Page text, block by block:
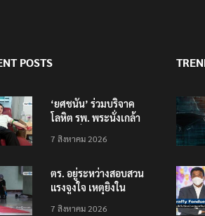
POSTS
‘ยศชนัน’ ร่วมบริจาค
โลหิต รพ. พระนั่งเกล้า
เทพศิรินทร์ นนทบุรี
7 สิงหาคม 2026
ตร. อยู่ระหว่างสอบสวน
แรงจูงใจ เหตุยิงใน
7 สิงหาคม 2026